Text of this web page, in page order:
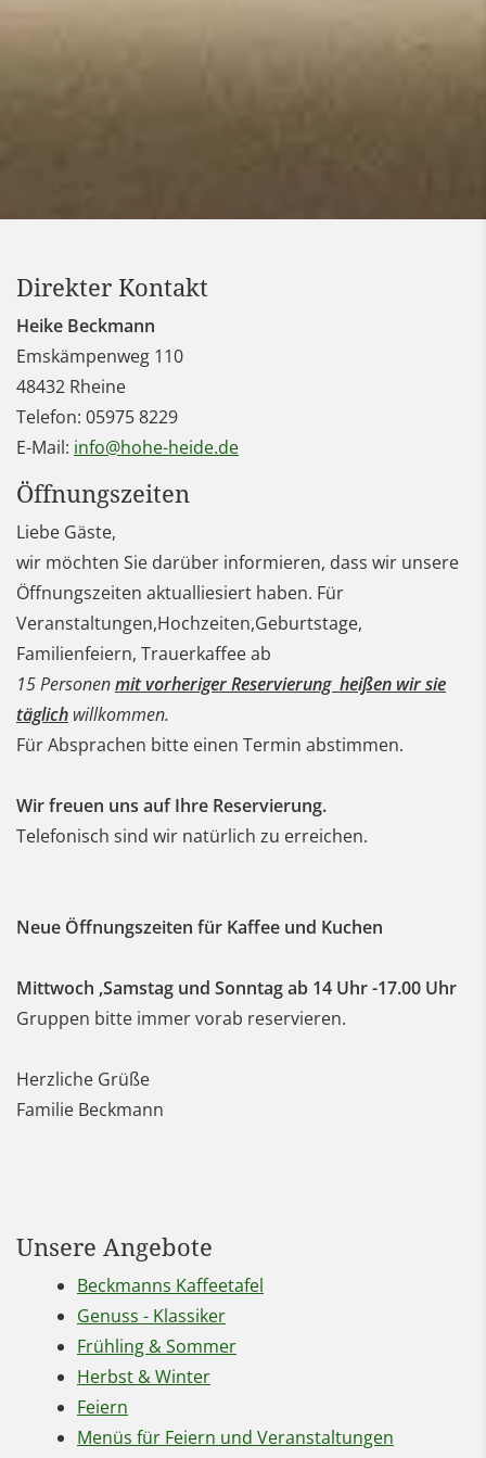
Direkter Kontakt
Heike Beckmann
Emskämpenweg 110
48432 Rheine
Telefon: 05975 8229
E-Mail: info@hohe-heide.de
Öffnungszeiten
Liebe Gäste,
wir möchten Sie darüber informieren, dass wir unsere
Öffnungszeiten aktualliesiert haben. Für
Veranstaltungen,Hochzeiten,Geburtstage,
Familienfeiern, Trauerkaffee ab
15 Personenmit vorheriger Reservierung heißen wir sie
täglich willkommen.
Für Absprachen bitte einen Termin abstimmen.
Wir freuen uns auf Ihre Reservierung.
Telefonisch sind wir natürlich zu erreichen.
Neue Öffnungszeiten für Kaffee und Kuchen
Mittwoch ,Samstag und Sonntag ab 14 Uhr -17.00 Uhr
Gruppen bitte immer vorab reservieren.
Herzliche Grüße
Familie Beckmann
Unsere Angebote
Beckmanns Kaffeetafel
Genuss - Klassiker
Frühling & Sommer
Herbst & Winter
Feiern
Menüs für Feiern und Veranstaltungen